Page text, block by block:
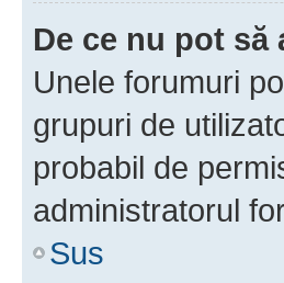
De ce nu pot să
Unele forumuri
grupuri de
probabil de
administratorul
Sus